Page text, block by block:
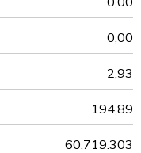
0,00
2,93
194,89
60.719.303